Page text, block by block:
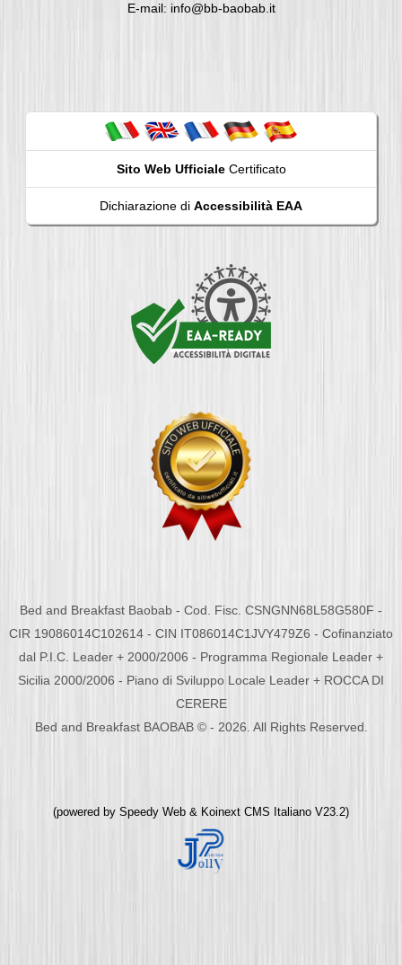
E-mail: info@bb-baobab.it
Sito Web UfficialeCertificato
Dichiarazione di Accessibilità EAA
Bed and Breakfast Baobab - Cod. Fisc. CSNGNN68L58G580F -
CIR 19086014C102614 - CIN IT086014C1JVY479Z6 - Cofinanziato
dal P.I.C. Leader + 2000/2006 - Programma Regionale Leader +
Sicilia 2000/2006 - Piano di Sviluppo Locale Leader + ROCCA DI
CERERE
Bed and Breakfast BAOBAB © - 2026. All Rights Reserved.
(powered by Speedy Web & Koinext CMS Italiano V23.2)